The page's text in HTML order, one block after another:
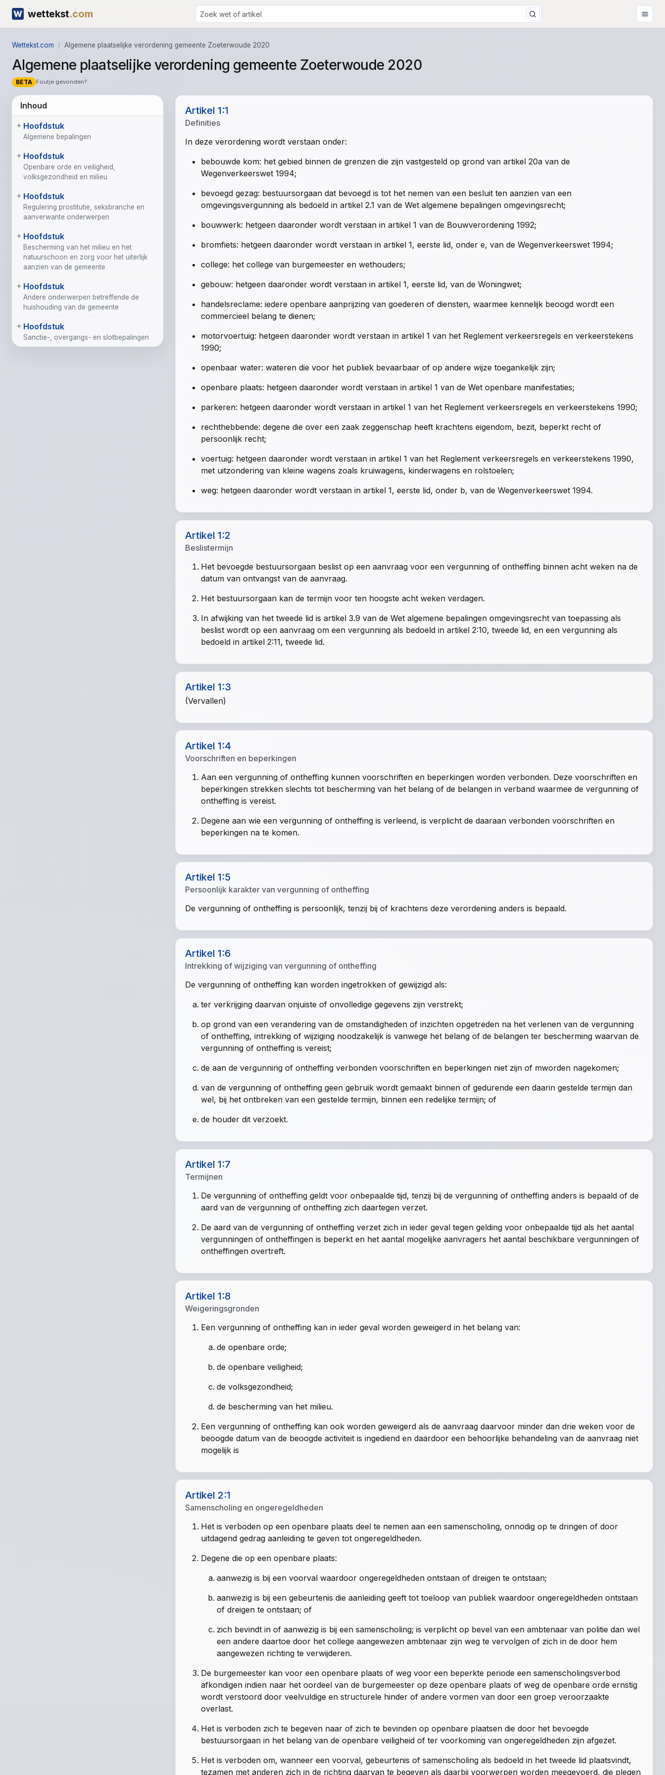
wettekst.com
Wettekst.com Algemene plaatselijke verordening gemeente Zoeterwoude 2020
Algemene plaatselijke verordening gemeente Zoeterwoude 2020
BETA Foutje gevonden?
Inhoud
Hoofdstuk
Algemene bepalingen
Hoofdstuk
Openbare orde en veiligheid,
volksgezondheid en milieu
Hoofdstuk
Regulering prostitutie, seksbranche en
aanverwante onderwerpen
Hoofdstuk
Bescherming van het milieu en het
natuurschoon en zorg voor het uiterlijk
aanzien van de gemeente
Hoofdstuk
Andere onderwerpen betreffende de
huishouding van de gemeente
Hoofdstuk
Sanctie-, overgangs- en slotbepalingen
Artikel 1:1
Definities
In deze verordening wordt verstaan onder:
bebouwde kom: het gebied binnen de grenzen die zijn vastgesteld op grond van artikel 20a van de
Wegenverkeerswet 1994;
bevoegd gezag: bestuursorgaan dat bevoegd is tot het nemen van een besluit ten aanzien van een
omgevingsvergunning als bedoeld in artikel 2.1 van de Wet algemene bepalingen omgevingsrecht;
bouwwerk: hetgeen daaronder wordt verstaan in artikel 1 van de Bouwverordening 1992;
bromfiets: hetgeen daaronder wordt verstaan in artikel 1, eerste lid, onder e, van de Wegenverkeerswet 1994;
college: het college van burgemeester en wethouders;
gebouw: hetgeen daaronder wordt verstaan in artikel 1, eerste lid, van de Woningwet;
handelsreclame: iedere openbare aanprijzing van goederen of diensten, waarmee kennelijk beoogd wordt een
commercieel belang te dienen;
motorvoertuig: hetgeen daaronder wordt verstaan in artikel 1 van het Reglement verkeersregels en verkeerstekens
1990;
openbaar water: wateren die voor het publiek bevaarbaar of op andere wijze toegankelijk zijn;
openbare plaats: hetgeen daaronder wordt verstaan in artikel 1 van de Wet openbare manifestaties;
parkeren: hetgeen daaronder wordt verstaan in artikel 1 van het Reglement verkeersregels en verkeerstekens 1990;
rechthebbende: degene die over een zaak zeggenschap heeft krachtens eigendom, bezit, beperkt recht of
persoonlijk recht;
voertuig: hetgeen daaronder wordt verstaan in artikel 1 van het Reglement verkeersregels en verkeerstekens 1990,
met uitzondering van kleine wagens zoals kruiwagens, kinderwagens en rolstoelen;
weg: hetgeen daaronder wordt verstaan in artikel 1, eerste lid, onder b, van de Wegenverkeerswet 1994.
Artikel 1:2
Beslistermijn
Het bevoegde bestuursorgaan beslist op een aanvraag voor een vergunning of ontheffing binnen acht weken na de
datum van ontvangst van de aanvraag.
Het bestuursorgaan kan de termijn voor ten hoogste acht weken verdagen.
In afwijking van het tweede lid is artikel 3.9 van de Wet algemene bepalingen omgevingsrecht van toepassing als
beslist wordt op een aanvraag om een vergunning als bedoeld in artikel 2:10, tweede lid, en een vergunning als
bedoeld in artikel 2:11, tweede lid.
Artikel 1:3
(Vervallen)
Artikel 1:4
Voorschriften en beperkingen
Aan een vergunning of ontheffing kunnen voorschriften en beperkingen worden verbonden. Deze voorschriften en
beperkingen strekken slechts tot bescherming van het belang of de belangen in verband waarmee de vergunning of
ontheffing is vereist.
Degene aan wie een vergunning of ontheffing is verleend, is verplicht de daaraan verbonden voorschriften en
beperkingen na te komen.
Artikel 1:5
Persoonlijk karakter van vergunning of ontheffing
De vergunning of ontheffing is persoonlijk, tenzij bij of krachtens deze verordening anders is bepaald.
Artikel 1:6
Intrekking of wijziging van vergunning of ontheffing
De vergunning of ontheffing kan worden ingetrokken of gewijzigd als:
ter verkrijging daarvan onjuiste of onvolledige gegevens zijn verstrekt;
op grond van een verandering van de omstandigheden of inzichten opgetreden na het verlenen van de vergunning
of ontheffing, intrekking of wijziging noodzakelijk is vanwege het belang of de belangen ter bescherming waarvan de
vergunning of ontheffing is vereist;
de aan de vergunning of ontheffing verbonden voorschriften en beperkingen niet zijn of mworden nagekomen;
van de vergunning of ontheffing geen gebruik wordt gemaakt binnen of gedurende een daarin gestelde termijn dan
wel, bij het ontbreken van een gestelde termijn, binnen een redelijke termijn; of
de houder dit verzoekt.
Artikel 1:7
Termijnen
De vergunning of ontheffing geldt voor onbepaalde tijd, tenzij bij de vergunning of ontheffing anders is bepaald of de
aard van de vergunning of ontheffing zich daartegen verzet.
De aard van de vergunning of ontheffing verzet zich in ieder geval tegen gelding voor onbepaalde tijd als het aantal
vergunningen of ontheffingen is beperkt en het aantal mogelijke aanvragers het aantal beschikbare vergunningen of
ontheffingen overtreft.
Artikel 1:8
Weigeringsgronden
Een vergunning of ontheffing kan in ieder geval worden geweigerd in het belang van:
de openbare orde;
de openbare veiligheid;
de volksgezondheid;
de bescherming van het milieu.
Een vergunning of ontheffing kan ook worden geweigerd als de aanvraag daarvoor minder dan drie weken voor de
beoogde datum van de beoogde activiteit is ingediend en daardoor een behoorlijke behandeling van de aanvraag niet
mogelijk is
Artikel 2:1
Samenscholing en ongeregeldheden
Het is verboden op een openbare plaats deel te nemen aan een samenscholing, onnodig op te dringen of door
uitdagend gedrag aanleiding te geven tot ongeregeldheden.
Degene die op een openbare plaats:
aanwezig is bij een voorval waardoor ongeregeldheden ontstaan of dreigen te ontstaan;
aanwezig is bij een gebeurtenis die aanleiding geeft tot toeloop van publiek waardoor ongeregeldheden ontstaan
of dreigen te ontstaan; of
zich bevindt in of aanwezig is bij een samenscholing; is verplicht op bevel van een ambtenaar van politie dan wel
een andere daartoe door het college aangewezen ambtenaar zijn weg te vervolgen of zich in de door hem
aangewezen richting te verwijderen.
De burgemeester kan voor een openbare plaats of weg voor een beperkte periode een samenscholingsverbod
afkondigen indien naar het oordeel van de burgemeester op deze openbare plaats of weg de openbare orde ernstig
wordt verstoord door veelvuldige en structurele hinder of andere vormen van door een groep veroorzaakte
overlast.
Het is verboden zich te begeven naar of zich te bevinden op openbare plaatsen die door het bevoegde
bestuursorgaan in het belang van de openbare veiligheid of ter voorkoming van ongeregeldheden zijn afgezet.
Het is verboden om, wanneer een voorval, gebeurtenis of samenscholing als bedoeld in het tweede lid plaatsvindt,
tezamen met anderen zich in de richting daarvan te begeven als daarbij voorwerpen worden meegevoerd, die plegen